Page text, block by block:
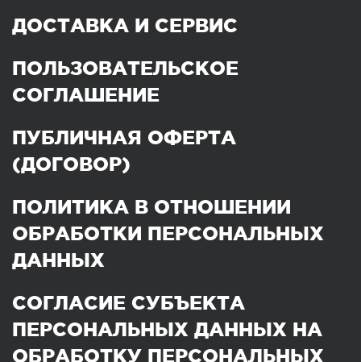
ДОСТАВКА И СЕРВИС
ПОЛЬЗОВАТЕЛЬСКОЕ
СОГЛАШЕНИЕ
ПУБЛИЧНАЯ ОФЕРТА
(ДОГОВОР)
ПОЛИТИКА В ОТНОШЕНИИ
ОБРАБОТКИ ПЕРСОНАЛЬНЫХ
ДАННЫХ
СОГЛАСИЕ СУБЪЕКТА
ПЕРСОНАЛЬНЫХ ДАННЫХ НА
ОБРАБОТКУ ПЕРСОНАЛЬНЫХ